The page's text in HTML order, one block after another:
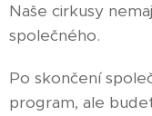
Naše cirkusy
společného.
Po skončení
program, ale